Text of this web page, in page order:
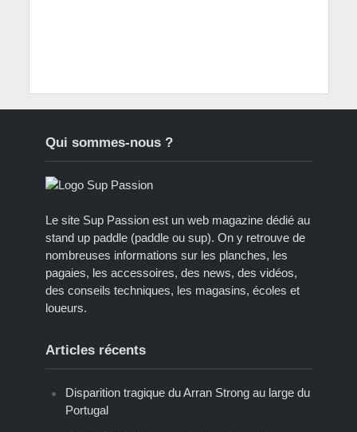
Qui sommes-nous ?
Le site Sup Passion est un web magazine dédié au
stand up paddle (paddle ou sup). On y retrouve de
nombreuses informations sur les planches, les
pagaies, les accessoires, des news, des vidéos,
des conseils techniques, les magasins, écoles et
loueurs.
Articles récents
Disparition tragique du Arran Strong au large du
Portugal